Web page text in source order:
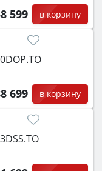
599 в корзину
699 в корзину